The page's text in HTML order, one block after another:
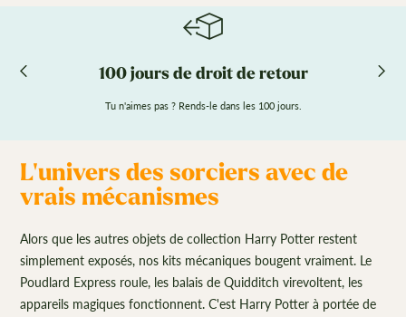
100 jours de droit de retour
Tu n'aimes pas ? Rends-le dans les 100 jours.
L'univers des sorciers avec de
vrais mécanismes
Alors que les autres objets de collection Harry Potter restent
simplement exposés, nos kits mécaniques bougent vraiment. Le
Poudlard Express roule, les balais de Quidditch virevoltent, les
appareils magiques fonctionnent. C'est Harry Potter à portée de